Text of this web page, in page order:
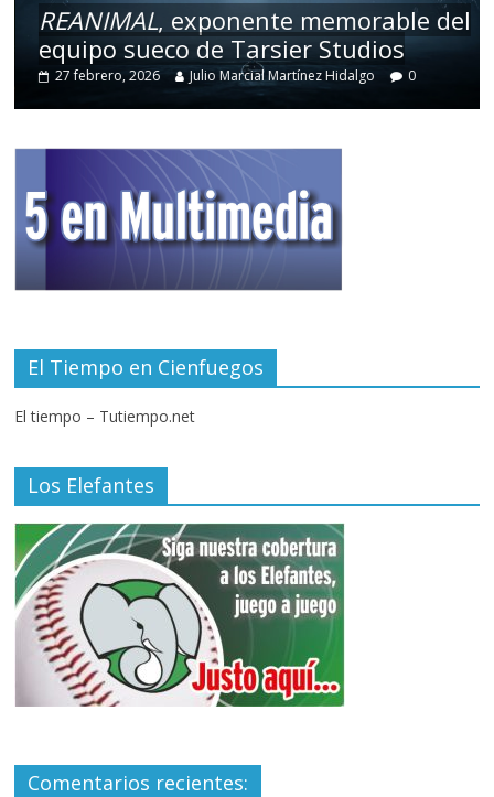
REANIMAL, exponente memorable del
equipo sueco de Tarsier Studios
27 febrero, 2026 Julio Marcial Martínez Hidalgo 0
El Tiempo en Cienfuegos
El tiempo – Tutiempo.net
Los Elefantes
Comentarios recientes: